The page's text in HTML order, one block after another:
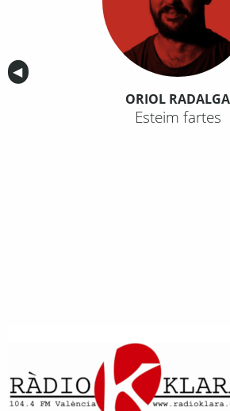
Anterior
◀︎
ORIOL RADALGA
Esteim fartes